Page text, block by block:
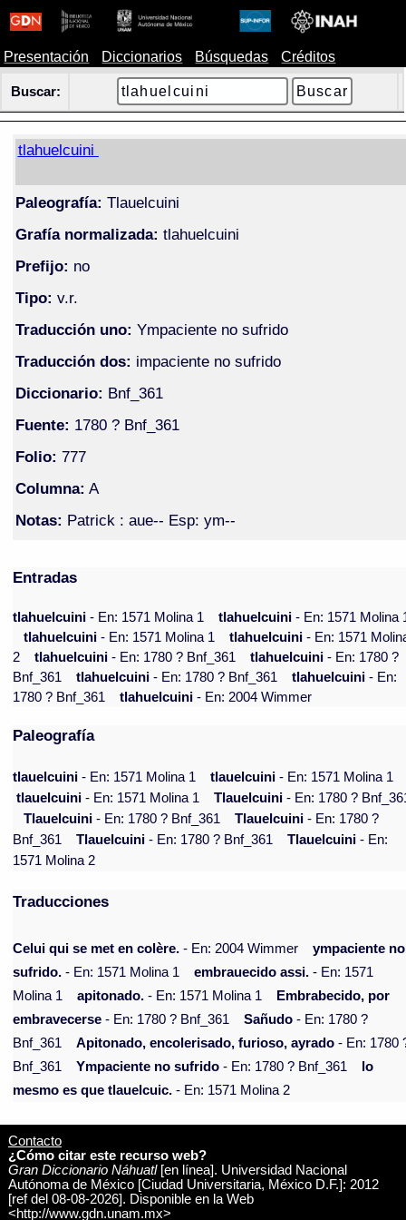
Presentación Diccionarios Búsquedas Créditos
Buscar:
tlahuelcuini
Paleografía: Tlauelcuini
Grafía normalizada: tlahuelcuini
Prefijo: no
Tipo: v.r.
Traducción uno: Ympaciente no sufrido
Traducción dos: impaciente no sufrido
Diccionario: Bnf_361
Fuente: 1780 ? Bnf_361
Folio: 777
Columna: A
Notas: Patrick : aue-- Esp: ym--
Entradas
tlahuelcuini- En: 1571 Molina 1 tlahuelcuini- En: 1571 Molina
tlahuelcuini- En: 1571 Molina 1 tlahuelcuini- En: 1571
2
tlahuelcuini- En: 1780 ? Bnf_361 tlahuelcuini- En: 1780 ?
Bnf_361
tlahuelcuini- En: 1780 ? Bnf_361 tlahuelcuini- En:
1780 ? Bnf_361
tlahuelcuini- En: 2004 Wimmer
Paleografía
tlauelcuini - En: 1571 Molina 1 tlauelcuini - En: 1571 Molina 1
tlauelcuini - En: 1571 Molina 1 Tlauelcuini - En: 1780 ?
Tlauelcuini - En: 1780 ? Bnf_361 Tlauelcuini - En: 1780 ?
Bnf_361
Tlauelcuini - En: 1780 ? Bnf_361 Tlauelcuini - En:
1571 Molina 2
Traducciones
Celui qui se met en colère. - En: 2004 Wimmer
ympaciente no
sufrido. - En: 1571 Molina 1 embrauecido assi. - En: 1571
Molina 1
apitonado. - En: 1571 Molina 1
Embrabecido, por
embravecerse - En: 1780 ? Bnf_361 Sañudo - En: 1780 ?
Bnf_361
Apitonado, encolerisado, furioso, ayrado - En: 1780
Bnf_361
Ympaciente no sufrido - En: 1780 ? Bnf_361
lo
mesmo es que tlauelcuic. - En: 1571 Molina 2
Contacto
¿Cómo citar este recurso web?
Gran Diccionario Náhuatl[en línea]. Universidad Nacional
Autónoma de México [Ciudad Universitaria, México D.F.]: 2012
[ref del 08-08-2026]. Disponible en la Web
<http://www.gdn.unam.mx>